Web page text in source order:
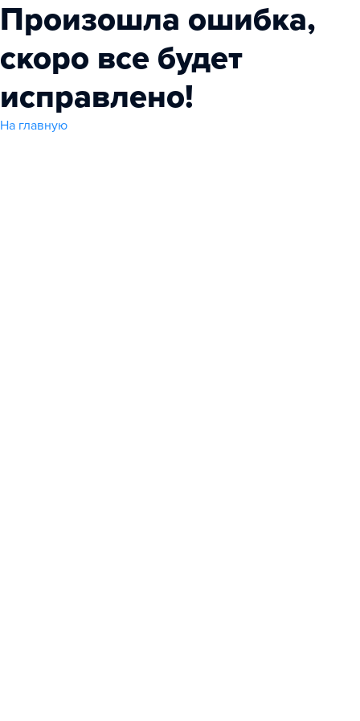
Произошла ошибка,
скоро все будет
исправлено!
На главную